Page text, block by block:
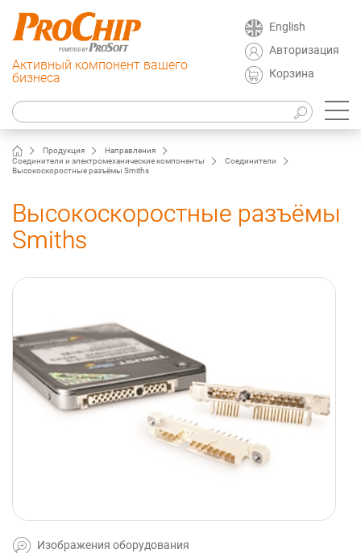
Активный компонент вашего
бизнеса
English
Авторизация
Корзина
Продукция
Направления
Соединители и электромеханические компоненты
Соединители
Высокоскоростные разъёмы Smiths
Высокоскоростные разъёмы
Smiths
Изображения оборудования